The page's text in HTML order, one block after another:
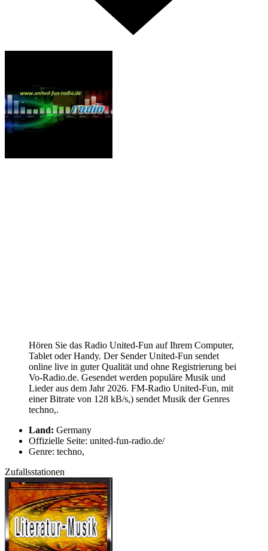
Hören Sie das Radio United-Fun auf Ihrem Computer,
Tablet oder Handy. Der Sender United-Fun sendet
online live in guter Qualität und ohne Registrierung bei
Vo-Radio.de. Gesendet werden populäre Musik und
Lieder aus dem Jahr 2026. FM-Radio United-Fun, mit
einer Bitrate von 128 kB/s,) sendet Musik der Genres
techno,.
Land: Germany
Offizielle Seite: united-fun-radio.de/
Genre: techno,
Zufallsstationen